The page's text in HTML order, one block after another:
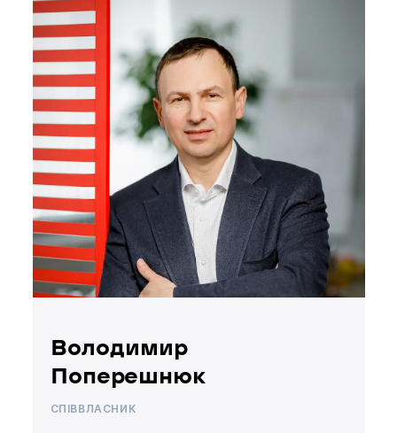
Володимир
Поперешнюк
СПІВВЛАСНИК